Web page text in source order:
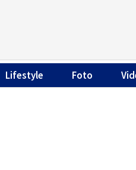
Lifestyle Foto